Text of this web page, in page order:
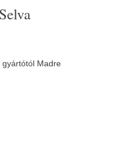
gyártótól Madre